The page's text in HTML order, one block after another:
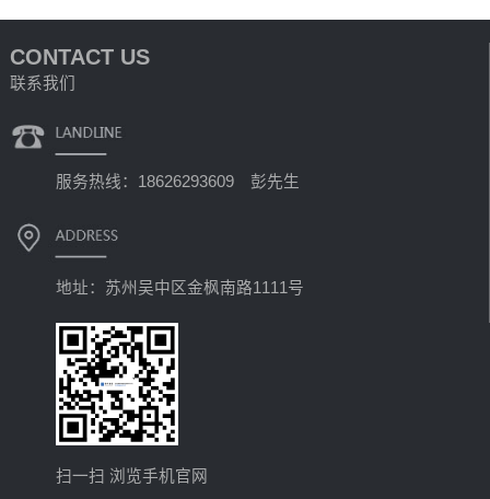
CONTACT US
联系我们
服务热线：18626293609 彭先生
地址：苏州吴中区金枫南路1111号
扫一扫 浏览手机官网